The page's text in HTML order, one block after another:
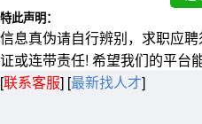
特此声明：
信息真伪请自行辨别，求职应
证或连带责任! 希望我们的平台
[联系客服] [最新找人才]